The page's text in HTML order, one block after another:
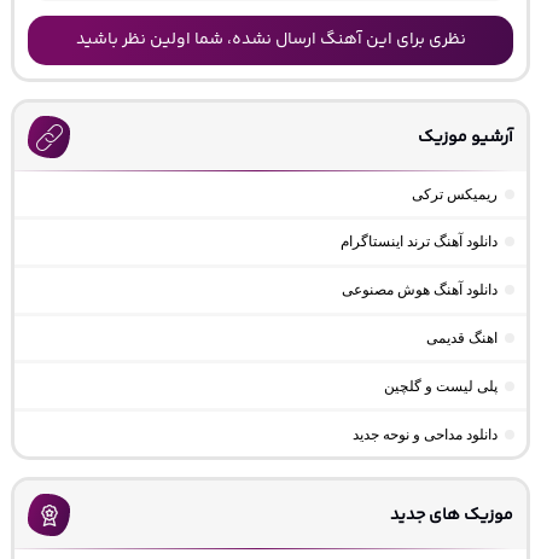
نظری برای این آهنگ ارسال نشده، شما اولین نظر باشید
آرشیو موزیک
ریمیکس ترکی
دانلود آهنگ ترند اینستاگرام
دانلود آهنگ هوش مصنوعی
اهنگ قدیمی
پلی لیست و گلچین
دانلود مداحی و نوحه جدید
موزیک های جدید